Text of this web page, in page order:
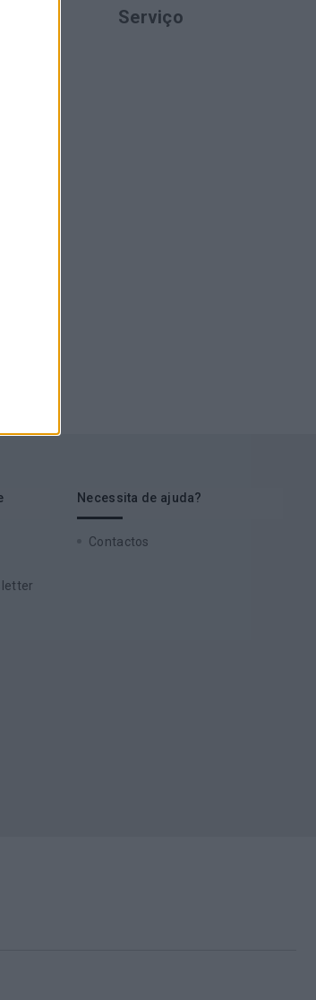
Serviço
Necessita de ajuda?
Contactos